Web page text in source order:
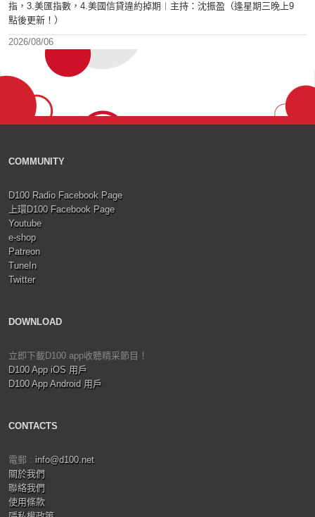
指，3.美匯指數，4.美國信貸違約掉期︱主持：沈振盈（逢星期三晚上9
點後更新！）
2026/08/06
COMMUNITY
D100 Radio Facebook Page
上環D100 Facebook Page
Youtube
e-shop
Patreon
TuneIn
Twitter
DOWNLOAD
立即下載D100 app收聽精采節目！
D100 App iOS 用戶
D100 App Android 用戶
CONTACTS
電郵 : info@d100.net
關於我們
聯絡我們
使用條款